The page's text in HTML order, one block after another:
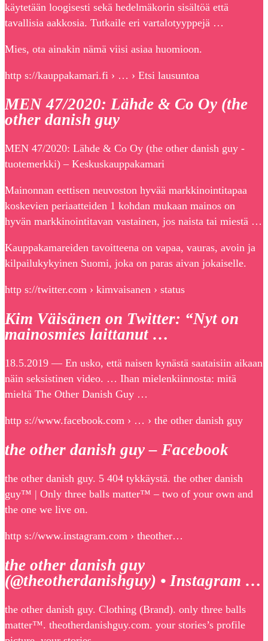
käytetään loogisesti sekä hedelmäkorin sisältöä että
tavallisia aakkosia. Tutkaile eri vartalotyyppejä …
Mies, ota ainakin nämä viisi asiaa huomioon.
http s://kauppakamari.fi › … › Etsi lausuntoa
MEN 47/2020: Lähde & Co Oy (the
other danish guy
MEN 47/2020: Lähde & Co Oy (the other danish guy -
tuotemerkki) – Keskuskauppakamari
Mainonnan eettisen neuvoston hyvää markkinointitapaa
koskevien periaatteiden 1 kohdan mukaan mainos on
hyvän markkinointitavan vastainen, jos naista tai miestä …
Kauppakamareiden tavoitteena on vapaa, vauras, avoin ja
kilpailukykyinen Suomi, joka on paras aivan jokaiselle.
http s://twitter.com › kimvaisanen › status
Kim Väisänen on Twitter: “Nyt on
mainosmies laittanut …
18.5.2019 — En usko, että naisen kynästä saataisiin aikaan
näin seksistinen video. … Ihan mielenkiinnosta: mitä
mieltä The Other Danish Guy …
http s://www.facebook.com › … › the other danish guy
the other danish guy – Facebook
the other danish guy. 5 404 tykkäystä. the other danish
guy™ | Only three balls matter™ – two of your own and
the one we live on.
http s://www.instagram.com › theother…
the other danish guy
(@theotherdanishguy) • Instagram …
the other danish guy. Clothing (Brand). only three balls
matter™️. theotherdanishguy.com. your stories’s profile